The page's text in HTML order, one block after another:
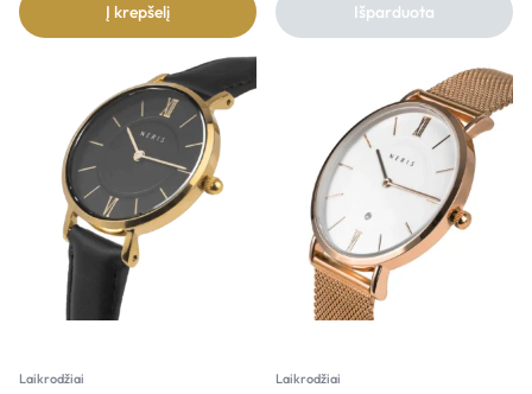
Į krepšelį Išparduota
Laikrodžiai Laikrodžiai